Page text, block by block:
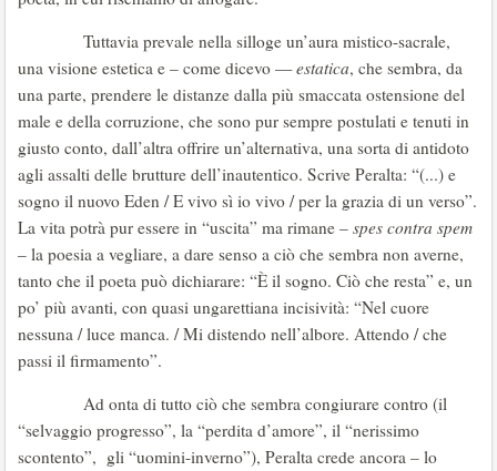
Tuttavia prevale nella silloge un’aura mistico-sacrale,
una visione estetica e – come dicevo —estatica, che sembra, da
una parte, prendere le distanze dalla più smaccata ostensione del
male e della corruzione, che sono pur sempre postulati e tenuti in
giusto conto, dall’altra offrire un’alternativa, una sorta di antidoto
agli assalti delle brutture dell’inautentico. Scrive Peralta: “(...) e
sogno il nuovo Eden / E vivo sì io vivo / per la grazia di un verso”.
La vita potrà pur essere in “uscita” ma rimane – spes contra spem
– la poesia a vegliare, a dare senso a ciò che sembra non averne,
tanto che il poeta può dichiarare: “È il sogno. Ciò che resta” e, un
po’ più avanti, con quasi ungarettiana incisività: “Nel cuore
nessuna / luce manca. / Mi distendo nell’albore. Attendo / che
passi il firmamento”.
Ad onta di tutto ciò che sembra congiurare contro (il
“selvaggio progresso”, la “perdita d’amore”, il “nerissimo
scontento”, gli “uomini-inverno”), Peralta crede ancora – lo